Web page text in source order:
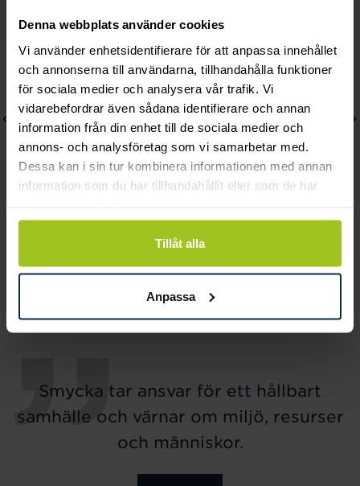
Denna webbplats använder cookies
Vi använder enhetsidentifierare för att anpassa innehållet
och annonserna till användarna, tillhandahålla funktioner
för sociala medier och analysera vår trafik. Vi
vidarebefordrar även sådana identifierare och annan
information från din enhet till de sociala medier och
annons- och analysföretag som vi samarbetar med.
Dessa kan i sin tur kombinera informationen med annan
information som du har tillhandahållit eller som de har
Tillåt alla
Anpassa
August
Ankarlänk 5,6 mm 21 cm
Pris:2 000 kr
2 000 kr
August
Steel pansarlänk 5 mm 21
cm
Pris
380 kr
Smycka tar ansvar för ett hållbart
samhälle och värnar om miljö, resurser
och människor.